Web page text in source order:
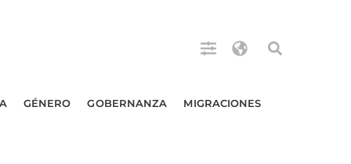
GÉNERO GOBERNANZA MIGRACIONES